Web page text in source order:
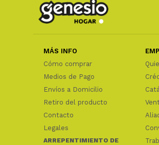
MÁS INFO
Cómo comprar
Medios de Pago
Envíos a Domicilio
Retiro del producto
Contacto
Legales
ARREPENTIMIENTO DE